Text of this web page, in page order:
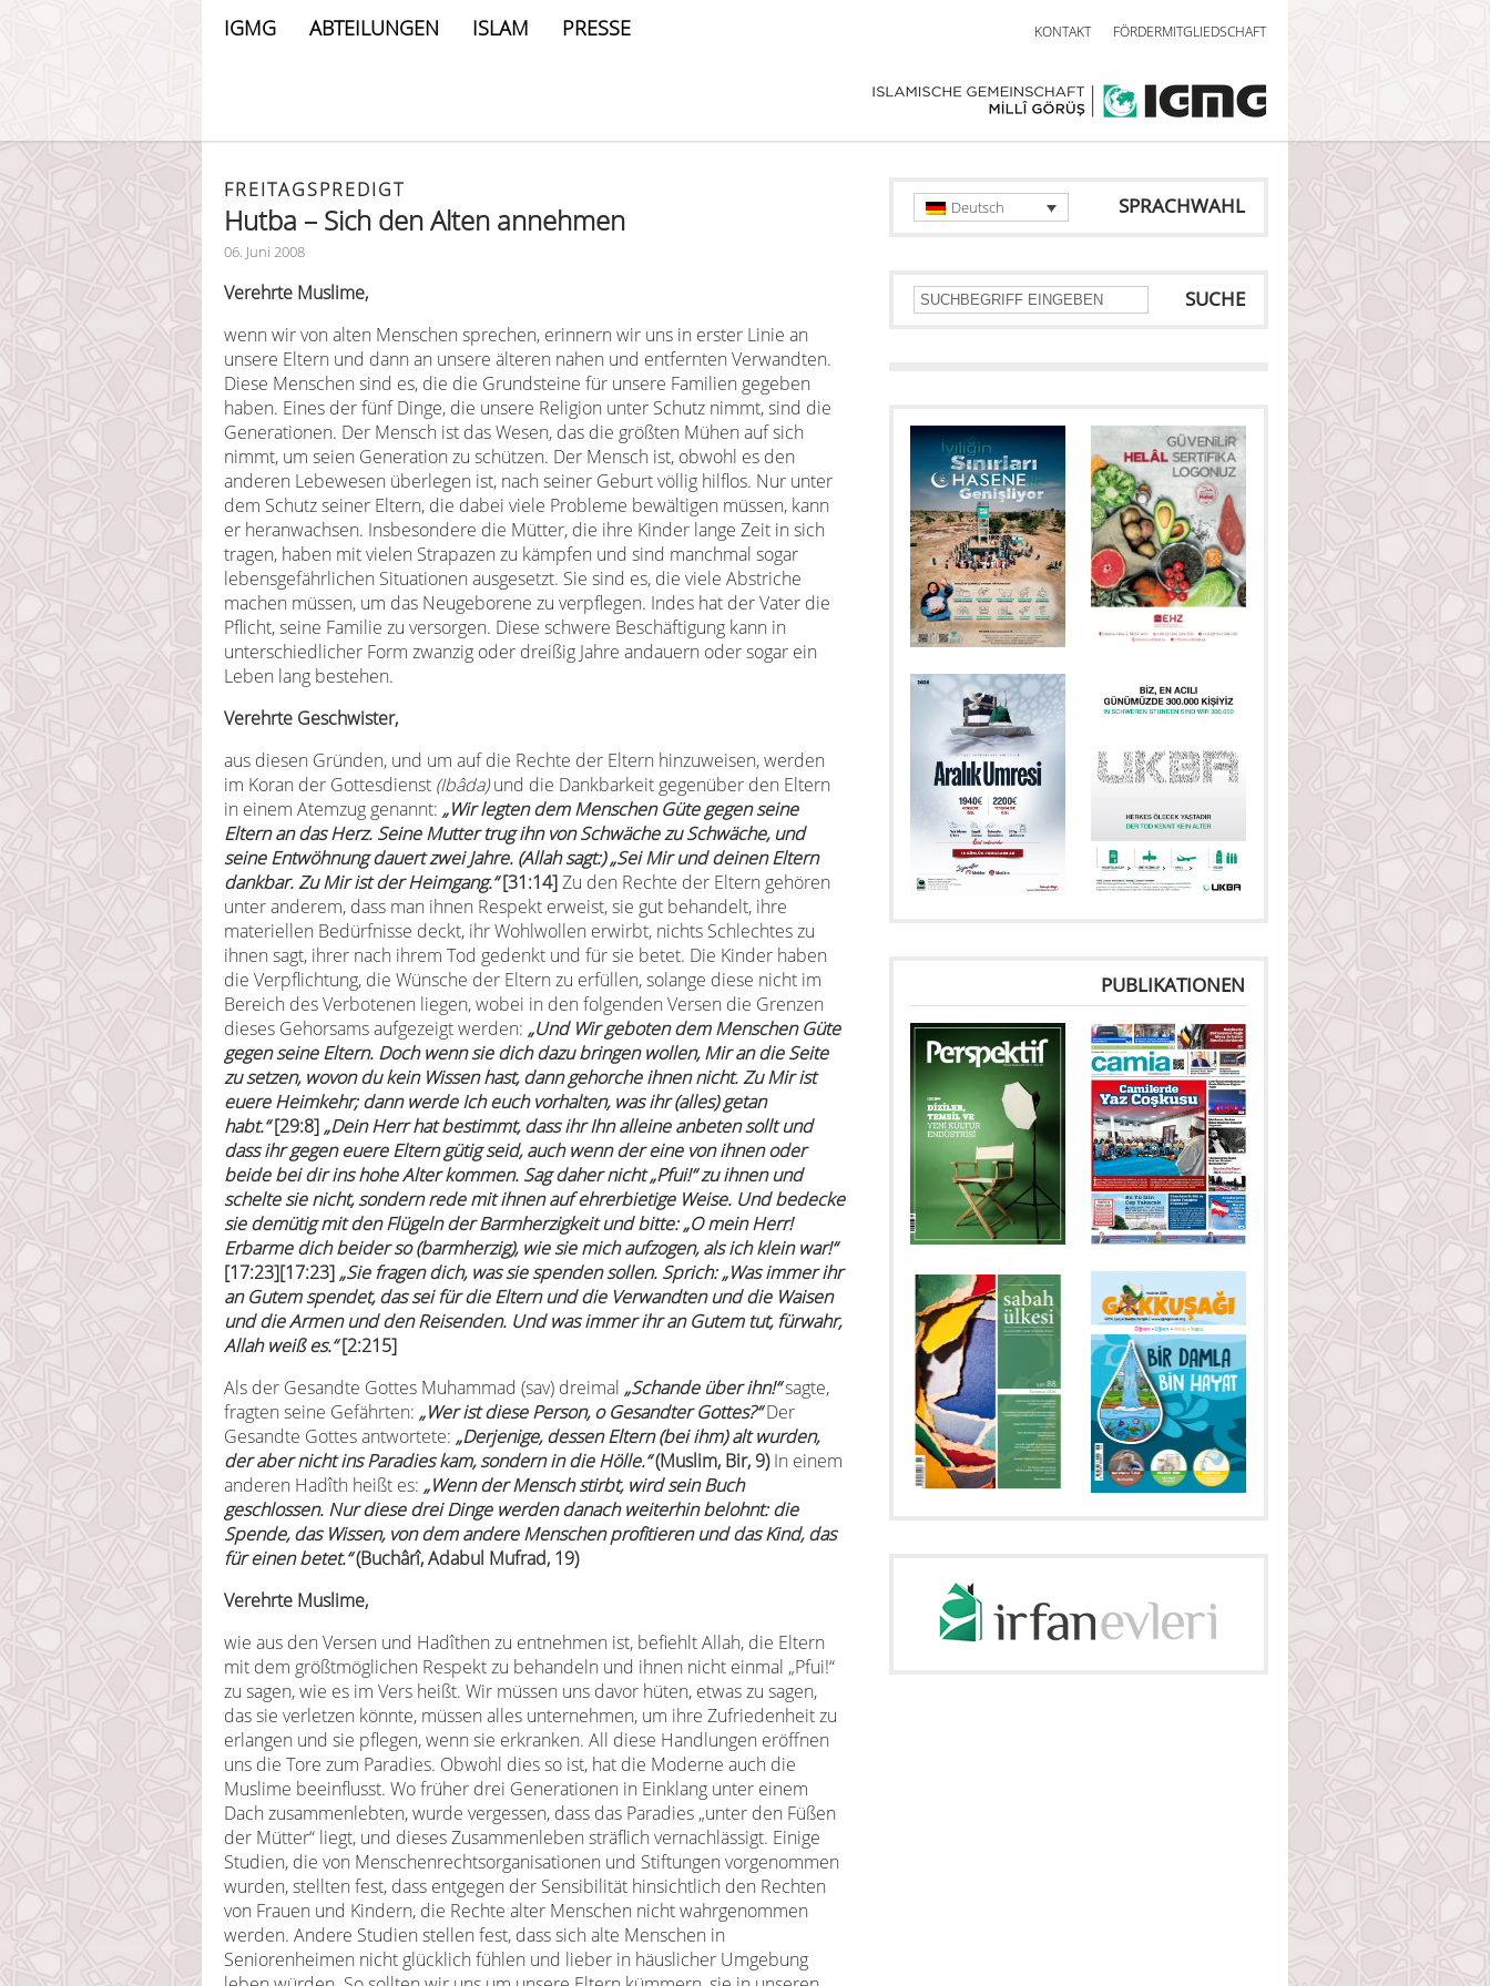
IGMG ABTEILUNGEN ISLAM PRESSE KONTAKT FÖRDERMITGLIEDSCHAFT
FREITAGSPREDIGT
Hutba – Sich den Alten annehmen
06. Juni 2008
Verehrte Muslime,
wenn wir von alten Menschen sprechen, erinnern wir uns in erster Linie an
unsere Eltern und dann an unsere älteren nahen und entfernten Verwandten.
Diese Menschen sind es, die die Grundsteine für unsere Familien gegeben
haben. Eines der fünf Dinge, die unsere Religion unter Schutz nimmt, sind die
Generationen. Der Mensch ist das Wesen, das die größten Mühen auf sich
nimmt, um seien Generation zu schützen. Der Mensch ist, obwohl es den
anderen Lebewesen überlegen ist, nach seiner Geburt völlig hilflos. Nur unter
dem Schutz seiner Eltern, die dabei viele Probleme bewältigen müssen, kann
er heranwachsen. Insbesondere die Mütter, die ihre Kinder lange Zeit in sich
tragen, haben mit vielen Strapazen zu kämpfen und sind manchmal sogar
lebensgefährlichen Situationen ausgesetzt. Sie sind es, die viele Abstriche
machen müssen, um das Neugeborene zu verpflegen. Indes hat der Vater die
Pflicht, seine Familie zu versorgen. Diese schwere Beschäftigung kann in
unterschiedlicher Form zwanzig oder dreißig Jahre andauern oder sogar ein
Leben lang bestehen.
Verehrte Geschwister,
aus diesen Gründen, und um auf die Rechte der Eltern hinzuweisen, werden
im Koran der Gottesdienst (Ibâda)und die Dankbarkeit gegenüber den Eltern
in einem Atemzug genannt: „Wir legten dem Menschen Güte gegen seine
Eltern an das Herz. Seine Mutter trug ihn von Schwäche zu Schwäche, und
seine Entwöhnung dauert zwei Jahre. (Allah sagt:) „Sei Mir und deinen Eltern
dankbar. Zu Mir ist der Heimgang.“ [31:14]Zu den Rechte der Eltern gehören
unter anderem, dass man ihnen Respekt erweist, sie gut behandelt, ihre
materiellen Bedürfnisse deckt, ihr Wohlwollen erwirbt, nichts Schlechtes zu
ihnen sagt, ihrer nach ihrem Tod gedenkt und für sie betet. Die Kinder haben
die Verpflichtung, die Wünsche der Eltern zu erfüllen, solange diese nicht im
Bereich des Verbotenen liegen, wobei in den folgenden Versen die Grenzen
dieses Gehorsams aufgezeigt werden: „Und Wir geboten dem Menschen Güte
gegen seine Eltern. Doch wenn sie dich dazu bringen wollen, Mir an die Seite
zu setzen, wovon du kein Wissen hast, dann gehorche ihnen nicht. Zu Mir ist
euere Heimkehr; dann werde Ich euch vorhalten, was ihr (alles) getan
habt.“ [29:8] „Dein Herr hat bestimmt, dass ihr Ihn alleine anbeten sollt und
dass ihr gegen euere Eltern gütig seid, auch wenn der eine von ihnen oder
beide bei dir ins hohe Alter kommen. Sag daher nicht „Pfui!“ zu ihnen und
schelte sie nicht, sondern rede mit ihnen auf ehrerbietige Weise. Und bedecke
sie demütig mit den Flügeln der Barmherzigkeit und bitte: „O mein Herr!
Erbarme dich beider so (barmherzig), wie sie mich aufzogen, als ich klein war!“
[17:23][17:23] „Sie fragen dich, was sie spenden sollen. Sprich: „Was immer ihr
an Gutem spendet, das sei für die Eltern und die Verwandten und die Waisen
und die Armen und den Reisenden. Und was immer ihr an Gutem tut, fürwahr,
Allah weiß es.“ [2:215]
Als der Gesandte Gottes Muhammad (sav) dreimal „Schande über ihn!“sagte,
fragten seine Gefährten: „Wer ist diese Person, o Gesandter Gottes?“Der
Gesandte Gottes antwortete: „Derjenige, dessen Eltern (bei ihm) alt wurden,
der aber nicht ins Paradies kam, sondern in die Hölle.“(Muslim, Bir, 9)In einem
anderen Hadîth heißt es: „Wenn der Mensch stirbt, wird sein Buch
geschlossen. Nur diese drei Dinge werden danach weiterhin belohnt: die
Spende, das Wissen, von dem andere Menschen profitieren und das Kind, das
für einen betet.“(Buchârî, Adabul Mufrad, 19)
Verehrte Muslime,
wie aus den Versen und Hadîthen zu entnehmen ist, befiehlt Allah, die Eltern
mit dem größtmöglichen Respekt zu behandeln und ihnen nicht einmal „Pfui!“
zu sagen, wie es im Vers heißt. Wir müssen uns davor hüten, etwas zu sagen,
das sie verletzen könnte, müssen alles unternehmen, um ihre Zufriedenheit zu
erlangen und sie pflegen, wenn sie erkranken. All diese Handlungen eröffnen
uns die Tore zum Paradies. Obwohl dies so ist, hat die Moderne auch die
Muslime beeinflusst. Wo früher drei Generationen in Einklang unter einem
Dach zusammenlebten, wurde vergessen, dass das Paradies „unter den Füßen
der Mütter“ liegt, und dieses Zusammenleben sträflich vernachlässigt. Einige
Studien, die von Menschenrechtsorganisationen und Stiftungen vorgenommen
wurden, stellten fest, dass entgegen der Sensibilität hinsichtlich den Rechten
von Frauen und Kindern, die Rechte alter Menschen nicht wahrgenommen
werden. Andere Studien stellen fest, dass sich alte Menschen in
Seniorenheimen nicht glücklich fühlen und lieber in häuslicher Umgebung
SPRACHWAHL
Deutsch
SUCHE
PUBLIKATIONEN